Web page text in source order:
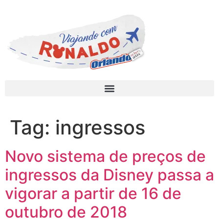
Tag: ingressos
Novo sistema de preços de
ingressos da Disney passa a
vigorar a partir de 16 de
outubro de 2018